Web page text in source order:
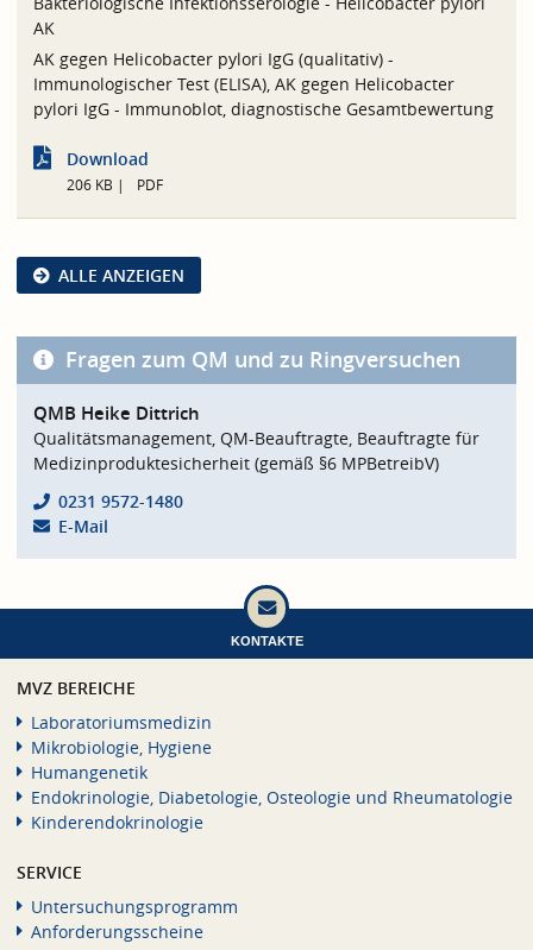
AK
AK gegen Helicobacter pylori IgG (qualitativ) -
Immunologischer Test (ELISA), AK gegen Helicobacter
pylori IgG - Immunoblot, diagnostische Gesamtbewertung
Download
206 KB PDF
ALLE ANZEIGEN
Fragen zum QM und zu Ringversuchen
QMB Heike Dittrich
Qualitätsmanagement, QM-Beauftragte, Beauftragte für
Medizinproduktesicherheit (gemäß §6 MPBetreibV)
0231 9572-1480
E-Mail
KONTAKTE
MVZ BEREICHE
Laboratoriumsmedizin
Mikrobiologie, Hygiene
Humangenetik
Endokrinologie, Diabetologie, Osteologie und Rheumatologie
Kinderendokrinologie
SERVICE
Untersuchungsprogramm
Anforderungsscheine